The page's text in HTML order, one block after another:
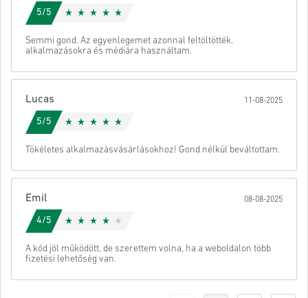
eléréséhez.
5/5
Semmi gond. Az egyenlegemet azonnal feltöltötték,
alkalmazásokra és médiára használtam.
Lucas 11-08-2025
5/5
Tökéletes alkalmazásvásárlásokhoz! Gond nélkül beváltottam.
Emil 08-08-2025
4/5
A kód jól működött, de szerettem volna, ha a weboldalon több
fizetési lehetőség van.